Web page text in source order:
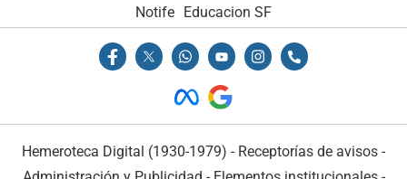
Notife
Educacion SF
Hemeroteca Digital (1930-1979) - Receptorías de avisos -